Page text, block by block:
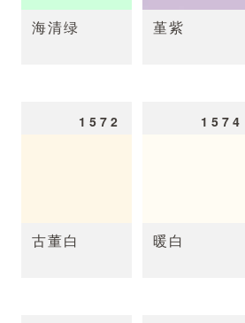
海清绿 堇紫
1572
古董白
1574
暖白